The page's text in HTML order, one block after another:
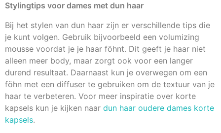
Stylingtips voor dames met dun haar
Bij het stylen van dun haar zijn er verschillende tips die
je kunt volgen. Gebruik bijvoorbeeld een volumizing
mousse voordat je je haar föhnt. Dit geeft je haar niet
alleen meer body, maar zorgt ook voor een langer
durend resultaat. Daarnaast kun je overwegen om een
föhn met een diffuser te gebruiken om de textuur van je
haar te verbeteren. Voor meer inspiratie over korte
kapsels kun je kijken naar dun haar oudere dames korte
kapsels.